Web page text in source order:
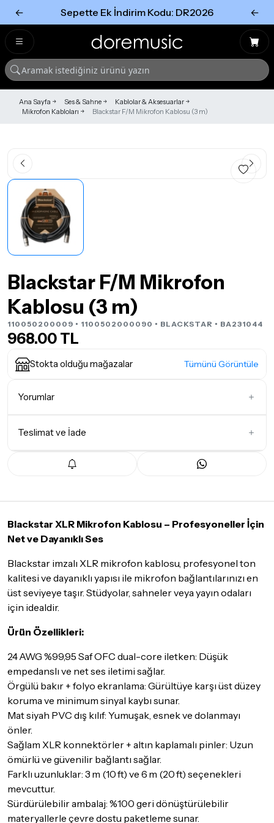
← Sepette Ek İndirim Kodu: DR2026 ←
Ana Sayfa Ses & Sahne
Kablolar & Aksesuarlar
Mikrofon Kabloları
Blackstar F/M Mikrofon Kablosu (3 m)
Blackstar F/M Mikrofon
Kablosu (3 m)
110050200009 • 1100502000090 • BLACKSTAR • BA231044
968.00 TL
Stokta olduğu mağazalar Tümünü Görüntüle
Yorumlar
Teslimat ve İade
Teslimat Koşulları
tatil günlerinde teslimat yapılamamaktadır.
Seçtiğiniz ürünlerin tamamı
Detaylar içintıklayınız
İade Koşulları
tarihinden itibaren
İadesi ve değişimi mümkün olmayan ürünler içintıklayınız
İade ve değişimi talep edilecek ürünün ticari vasfını yitirmemiş
olması, ambalajının korunmuş, aksesuar ve tüm ürün içeriğinin
eksiksiz olması gerekmektedir. Satın almış olduğunuz ürünü
göndermeden önce mutlakaDestekekibimiz ile iletişime
geçerek bilgi veriniz.
İade ve değişim koşulları, ürün kategorilerine göre farklılık
gösterebilir. Lütfen satın almadan önce ilgili ürünün
iade/değişim şartlarını kontrol ettiğinizden emin olun.
Detaylar içintıklayınız
Blackstar XLR Mikrofon Kablosu – Profesyoneller İçin
Net ve Dayanıklı Ses
Blackstar imzalı XLR mikrofon kablosu, profesyonel ton
kalitesi ve dayanıklı yapısı ile mikrofon bağlantılarınızı en
üst seviyeye taşır. Stüdyolar, sahneler veya yayın odaları
için idealdir.
Ürün Özellikleri:
24 AWG %99,95 Saf OFC dual-core iletken: Düşük
empedanslı ve net ses iletimi sağlar.
Örgülü bakır + folyo ekranlama: Gürültüye karşı üst düzey
koruma ve minimum sinyal kaybı sunar.
Mat siyah PVC dış kılıf: Yumuşak, esnek ve dolanmayı
önler.
Sağlam XLR konnektörler + altın kaplamalı pinler: Uzun
ömürlü ve güvenilir bağlantı sağlar.
Farklı uzunluklar: 3 m (10 ft) ve 6 m (20 ft) seçenekleri
mevcuttur.
Sürdürülebilir ambalaj: %100 geri dönüştürülebilir
materyallerle çevre dostu paketleme sunar.
Tümünü Gör
Tümünü gör